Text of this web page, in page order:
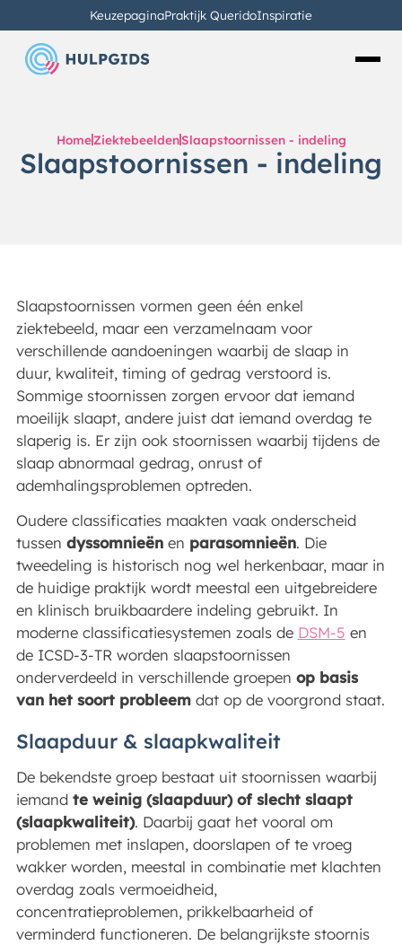
KeuzepaginaPraktijk QueridoInspiratie
Home ZiektebeeldenSlaapstoornissen - indeling
Slaapstoornissen - indeling
Slaapstoornissen vormen geen één enkel
ziektebeeld, maar een verzamelnaam voor
verschillende aandoeningen waarbij de slaap in
duur, kwaliteit, timing of gedrag verstoord is.
Sommige stoornissen zorgen ervoor dat iemand
moeilijk slaapt, andere juist dat iemand overdag te
slaperig is. Er zijn ook stoornissen waarbij tijdens de
slaap abnormaal gedrag, onrust of
ademhalingsproblemen optreden.
Oudere classificaties maakten vaak onderscheid
tussen dyssomnieënen parasomnieën. Die
tweedeling is historisch nog wel herkenbaar, maar in
de huidige praktijk wordt meestal een uitgebreidere
en klinisch bruikbaardere indeling gebruikt. In
moderne classificatiesystemen zoals de DSM-5 en
de ICSD-3-TR worden slaapstoornissen
onderverdeeld in verschillende groepen op basis
van het soort probleemdat op de voorgrond staat.
Slaapduur & slaapkwaliteit
De bekendste groep bestaat uit stoornissen waarbij
iemand te weinig (slaapduur) of slecht slaapt
(slaapkwaliteit). Daarbij gaat het vooral om
problemen met inslapen, doorslapen of te vroeg
wakker worden, meestal in combinatie met klachten
overdag zoals vermoeidheid,
concentratieproblemen, prikkelbaarheid of
verminderd functioneren. De belangrijkste stoornis